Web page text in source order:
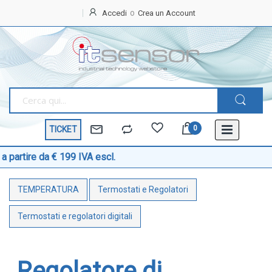
Accedi Crea un Account
TICKET
da € 199 IVA escl.
TEMPERATURA Termostati e Regolatori
Termostati e regolatori digitali
OFFERTE
SPECIALI
BEST
SELLER
TEMPERATURA
Sonde di temperatura
Sonde temperatura ambiente
Sonde temperatura a cavo
Sonde temperatura ATEX
Sonde temperatura con connettore